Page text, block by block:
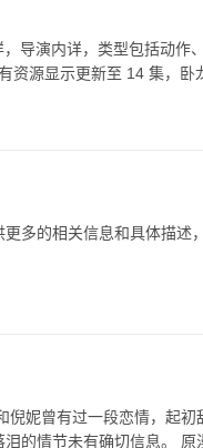
导演内详，类型包括动作
源显示更新至 14 集，卧
多的相关信息和具体描述
倪妮曾有过一段恋情，起初
的情节未有确切信息。 原